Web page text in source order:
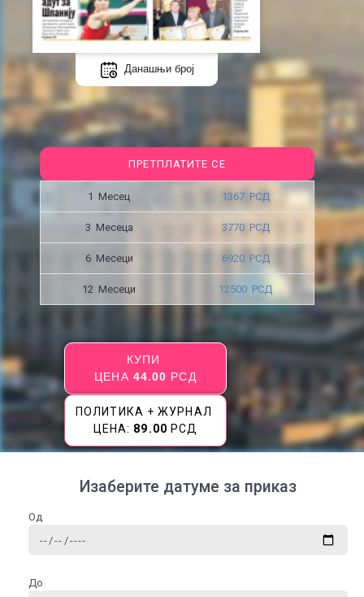
Данашњи број
ПРЕТПЛАТИТЕ СЕ
1 Месец 1367 РСД
3 Месецa 3770 РСД
6 Месеци 6920 РСД
12 Месеци 12500 РСД
КУПИ
ЦЕНА 44.00 РСД
ПОЛИТИКА + ЖУРНАЛ
ЦЕНА: 89.00 РСД
Изаберите датуме за приказ
Од
До